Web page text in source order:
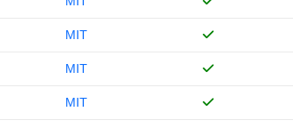
MIT
MIT
MIT